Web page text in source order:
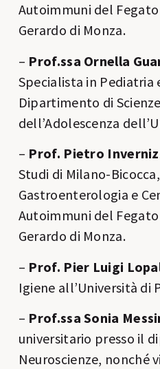
Autoimmuni del Fegato
Gerardo di Monza.
– Prof.ssa Ornella
Specialista in Pediatria
Dipartimento di
dell’Adolescenza
– Prof. Pietro
Studi di Milano-
Gastroenterologia e
Autoimmuni del Fegato
Gerardo di Monza.
– Prof. Pier Luigi
Igiene all’Università di
– Prof.ssa Sonia
universitario presso il
Neuroscienze, nonché